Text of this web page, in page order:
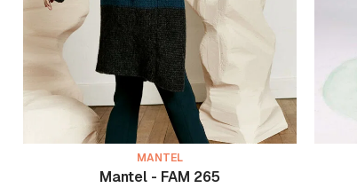
MANTEL
Mantel - FAM 265